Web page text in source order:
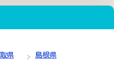
県 島根県